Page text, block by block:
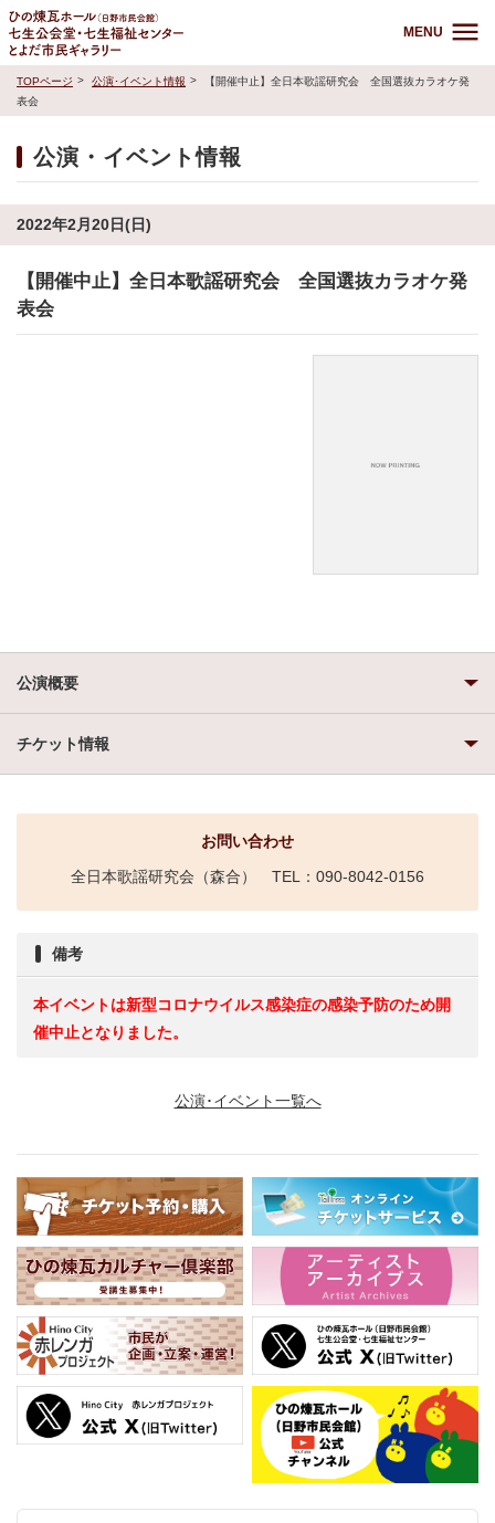
MENU
TOPページ 公演･イベント情報
【開催中止】全日本歌謡研究会 全国選抜カラオケ発
表会
公演・イベント情報
2022年2月20日(日)
【開催中止】全日本歌謡研究会 全国選抜カラオケ発
表会
公演概要
チケット情報
お問い合わせ
全日本歌謡研究会（森合） TEL：090-8042-0156
備考
本イベントは新型コロナウイルス感染症の感染予防のため開
催中止となりました。
公演･イベント一覧へ